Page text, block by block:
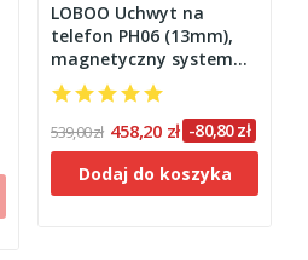
LOBOO Uchwyt na
telefon PH06 (13mm),
magnetyczny system
antywstrząsowy
539,00 zł 458,20 zł -80,80 zł
Dodaj do koszyka